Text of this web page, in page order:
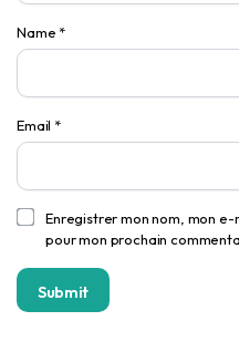
Name *
Email *
Enregistrer mon nom, mon
pour mon prochain